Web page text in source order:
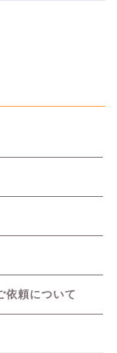
依頼について